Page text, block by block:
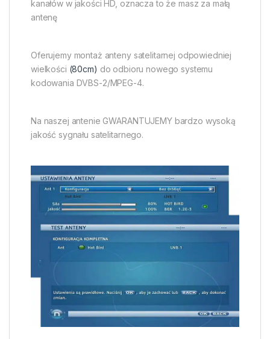
kanałów w jakości HD, oznacza to że masz za małą
antenę
Oferujemy montaż anteny satelitarnej odpowiedniej
wielkości (80cm) do odbioru nowego systemu
kodowania DVBS-2/MPEG-4.
Na naszej antenie GWARANTUJEMY bardzo wysoką
jakość sygnału satelitarnego.